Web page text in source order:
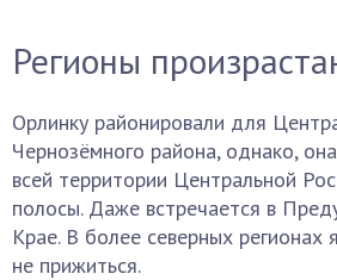
Регионы
Орлинку районировали для
Чернозёмного района, однако,
всей территории Центральной
полосы. Даже встречается в
Крае. В более северных регионах
не прижиться.